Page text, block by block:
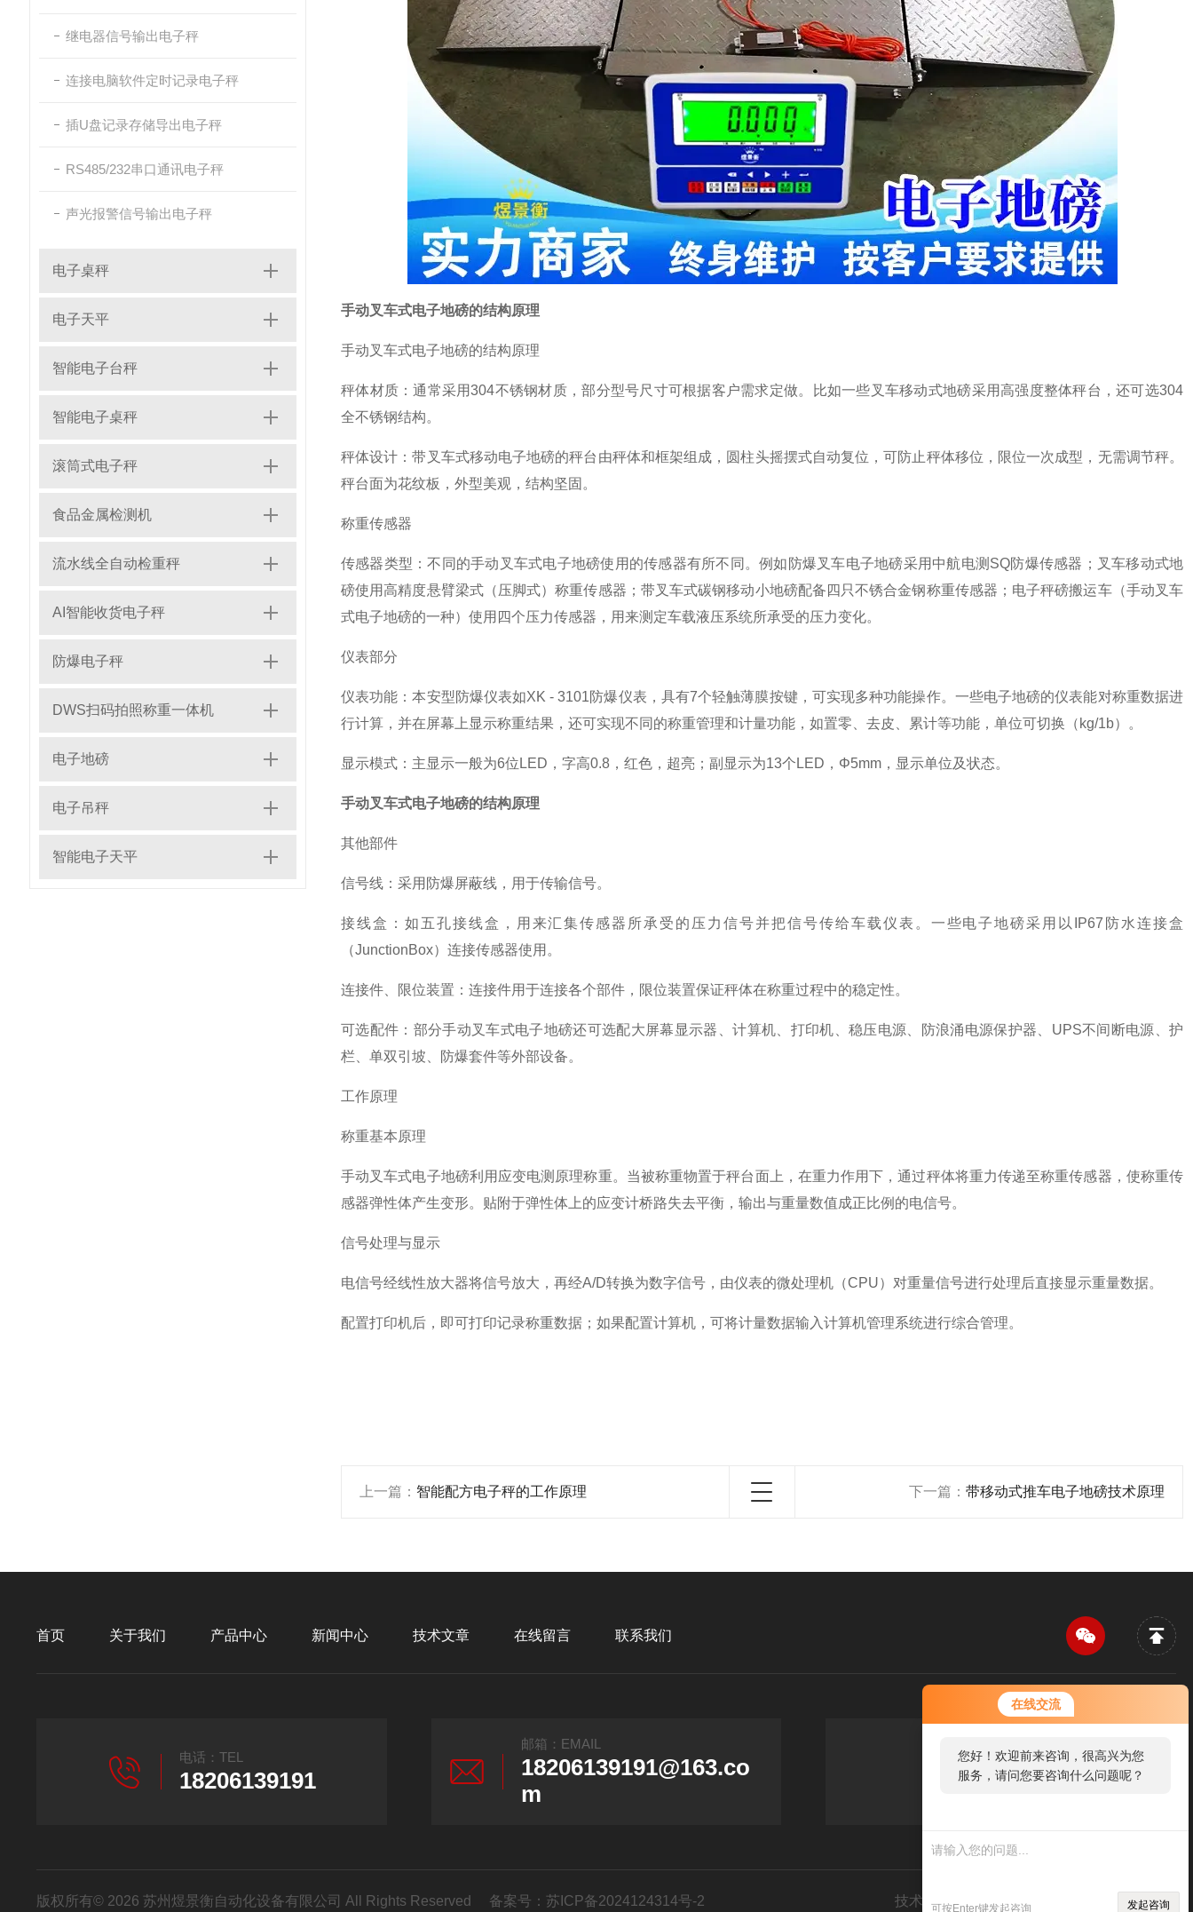
在线交流
您好！欢迎前来咨询，很高兴为您
服务，请问您要咨询什么问题呢？
您好，看您停留很久了，是否找到
了需求产品，您可以直接在线与我
可按Enter键发起咨询 发起咨询
继电器信号输出电子秤
连接电脑软件定时记录电子秤
插U盘记录存储导出电子秤
RS485/232串口通讯电子秤
声光报警信号输出电子秤
电子桌秤
电子天平
智能电子台秤
智能电子桌秤
滚筒式电子秤
食品金属检测机
流水线全自动检重秤
AI智能收货电子秤
防爆电子秤
DWS扫码拍照称重一体机
电子地磅
电子吊秤
智能电子天平
手动叉车式电子地磅的结构原理
手动叉车式电子地磅的结构原理
秤体材质：通常采用304不锈钢材质，部分型号尺寸可根据客户需求定做。比如一些叉车移动式地磅采用高强度整体秤台，还可选304
全不锈钢结构。
秤体设计：带叉车式移动电子地磅的秤台由秤体和框架组成，圆柱头摇摆式自动复位，可防止秤体移位，限位一次成型，无需调节秤。
秤台面为花纹板，外型美观，结构坚固。
称重传感器
传感器类型：不同的手动叉车式电子地磅使用的传感器有所不同。例如防爆叉车电子地磅采用中航电测SQ防爆传感器；叉车移动式地
磅使用高精度悬臂梁式（压脚式）称重传感器；带叉车式碳钢移动小地磅配备四只不锈合金钢称重传感器；电子秤磅搬运车（手动叉车
式电子地磅的一种）使用四个压力传感器，用来测定车载液压系统所承受的压力变化。
仪表部分
仪表功能：本安型防爆仪表如XK - 3101防爆仪表，具有7个轻触薄膜按键，可实现多种功能操作。一些电子地磅的仪表能对称重数据进
行计算，并在屏幕上显示称重结果，还可实现不同的称重管理和计量功能，如置零、去皮、累计等功能，单位可切换（kg/1b）。
显示模式：主显示一般为6位LED，字高0.8，红色，超亮；副显示为13个LED，Φ5mm，显示单位及状态。
手动叉车式电子地磅的结构原理
其他部件
信号线：采用防爆屏蔽线，用于传输信号。
接线盒：如五孔接线盒，用来汇集传感器所承受的压力信号并把信号传给车载仪表。一些电子地磅采用以IP67防水连接盒
（JunctionBox）连接传感器使用。
连接件、限位装置：连接件用于连接各个部件，限位装置保证秤体在称重过程中的稳定性。
可选配件：部分手动叉车式电子地磅还可选配大屏幕显示器、计算机、打印机、稳压电源、防浪涌电源保护器、UPS不间断电源、护
栏、单双引坡、防爆套件等外部设备。
工作原理
称重基本原理
手动叉车式电子地磅利用应变电测原理称重。当被称重物置于秤台面上，在重力作用下，通过秤体将重力传递至称重传感器，使称重传
感器弹性体产生变形。贴附于弹性体上的应变计桥路失去平衡，输出与重量数值成正比例的电信号。
信号处理与显示
电信号经线性放大器将信号放大，再经A/D转换为数字信号，由仪表的微处理机（CPU）对重量信号进行处理后直接显示重量数据。
配置打印机后，即可打印记录称重数据；如果配置计算机，可将计量数据输入计算机管理系统进行综合管理。
上一篇： 智能配方电子秤的工作原理 下一篇： 带移动式推车电子地磅技术原理
首页 关于我们 产品中心 新闻中心 技术文章 在线留言 联系我们
电话：TEL
18206139191
邮箱：EMAIL
18206139191@163.co
m
传真：FAX
版权所有© 2026 苏州煜景衡自动化设备有限公司 All Rights Reserved 备案号： 苏ICP备2024124314号-2 技术支持： 仪表网 管理登录 sitemap.xml